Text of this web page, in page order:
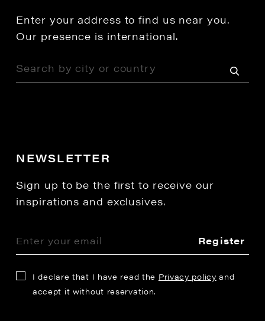
Enter your address to find us near you.
Our presence is international.
NEWSLETTER
Sign up to be the first to receive our
inspirations and exclusives.
Register
I declare that I have read the Privacy policy and
accept it without reservation.